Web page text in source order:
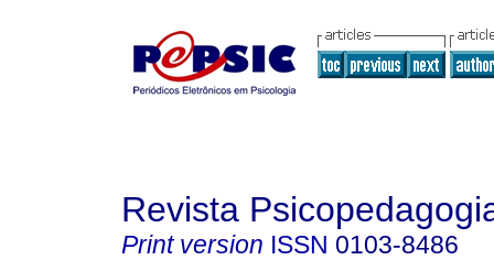
Revista
Print version ISSN 0103-8486